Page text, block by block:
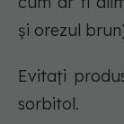
și orezul
Evitați
sorbitol.